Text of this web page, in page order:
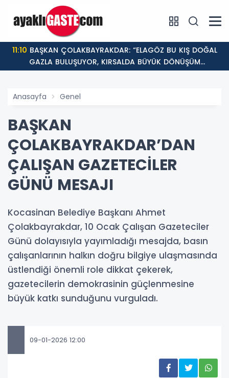
11:10
GAZLA BULUŞUYOR, KIRSALDA BÜYÜK DÖNÜŞÜM
BAŞLIYOR!”
Anasayfa Genel
BAŞKAN
ÇOLAKBAYRAKDAR’DAN
ÇALIŞAN GAZETECİLER
GÜNÜ MESAJI
Kocasinan Belediye Başkanı Ahmet
Çolakbayrakdar, 10 Ocak Çalışan Gazeteciler
Günü dolayısıyla yayımladığı mesajda, basın
çalışanlarının halkın doğru bilgiye ulaşmasında
üstlendiği önemli role dikkat çekerek,
gazetecilerin demokrasinin güçlenmesine
büyük katkı sunduğunu vurguladı.
09-01-2026 12:00